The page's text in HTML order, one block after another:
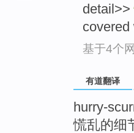
detail>>
基于4个
有道翻译
hurry-
慌乱的细